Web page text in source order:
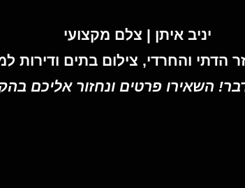
יניב איתן | צלם מקצועי
הדתי והחרדי, צילום בתים ודירות
השאירו פרטים ונחזור אליכם